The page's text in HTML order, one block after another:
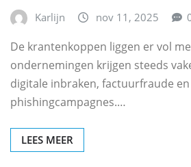
Karlijn nov 11, 2025
De krantenkoppen liggen er vol
ondernemingen krijgen steeds
digitale inbraken, factuurfraude
phishingcampagnes.…
LEES MEER